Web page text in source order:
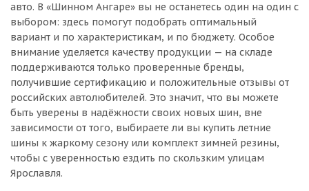
авто. В «Шинном Ангаре» вы не останетесь один на один с
выбором: здесь помогут подобрать оптимальный
вариант и по характеристикам, и по бюджету. Особое
внимание уделяется качеству продукции — на складе
поддерживаются только проверенные бренды,
получившие сертификацию и положительные отзывы от
российских автолюбителей. Это значит, что вы можете
быть уверены в надёжности своих новых шин, вне
зависимости от того, выбираете ли вы купить летние
шины к жаркому сезону или комплект зимней резины,
чтобы с уверенностью ездить по скользким улицам
Ярославля.